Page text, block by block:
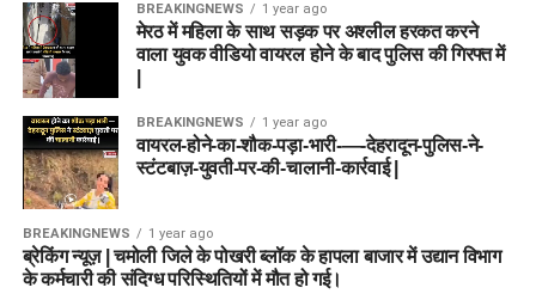
BREAKINGNEWS 1 year ago
मेरठ में महिला के साथ सड़क पर अश्लील हरकत करने
वाला युवक वीडियो वायरल होने के बाद पुलिस की गिरफ्त में
BREAKINGNEWS 1 year ago
वायरल-होने-का-शौक-पड़ा-भारी-—-देहरादून-पुलिस-ने-
स्टंटबाज़-युवती-पर-की-चालानी-कार्रवाई |
BREAKINGNEWS 1 year ago
ब्रेकिंग न्यूज़ | चमोली जिले के पोखरी ब्लॉक के हापला बाजार में उद्यान विभाग
के कर्मचारी की संदिग्ध परिस्थितियों में मौत हो गई।